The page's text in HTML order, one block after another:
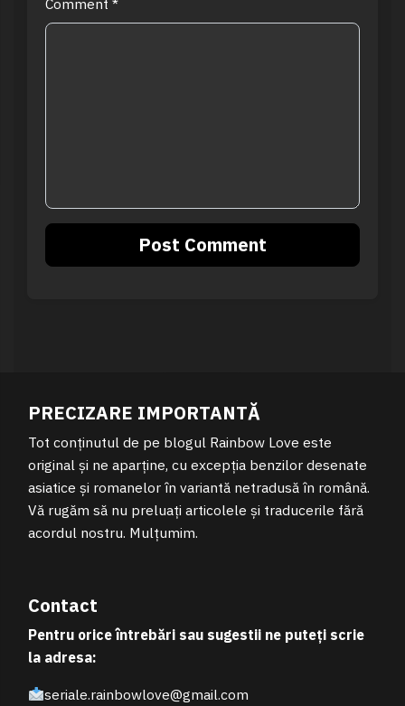
PRECIZARE IMPORTANTĂ
Tot conținutul de pe blogul Rainbow Love este
original și ne aparține, cu excepția benzilor desenate
asiatice și romanelor în variantă netradusă în română.
Vă rugăm să nu preluați articolele și traducerile fără
acordul nostru. Mulțumim.
Contact
Pentru orice întrebări sau sugestii ne puteți scrie
la adresa:
seriale.rainbowlove@gmail.com